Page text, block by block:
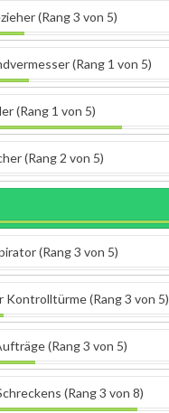
(Rang 3 von 5)
(Rang 1 von 5)
(Rang 1 von 5)
(Rang 2 von 5)
(Rang 3 von 5)
Kontrolltürme (Rang 3 von 5)
(Rang 3 von 5)
(Rang 3 von 8)